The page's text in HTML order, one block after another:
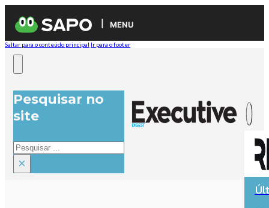
MENU
Saltar para o conteúdo principal Ir para o footer
Pesquisar no
site
Pesquisar
×